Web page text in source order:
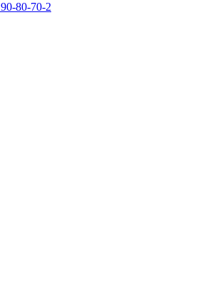
90-80-70-2